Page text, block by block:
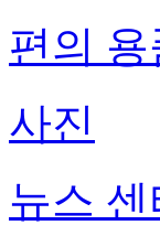
편의 용
사진
뉴스 센